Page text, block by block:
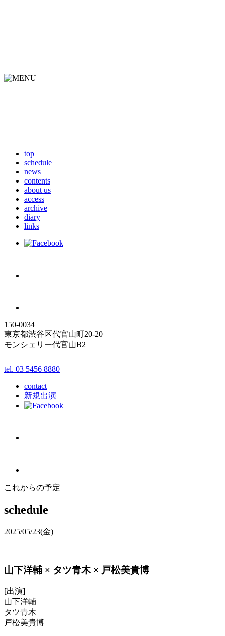
top
schedule
news
contents
about us
access
archive
diary
links
150-0034
東京都渋谷区代官山町20-20
モンシェリー代官山B2
tel. 03 5456 8880
contact
新規出演
これからの予定
schedule
2025/05/23(金)
山下洋輔 × タツ青木 × 戸松美貴博
[出演]
山下洋輔
タツ青木
戸松美貴博